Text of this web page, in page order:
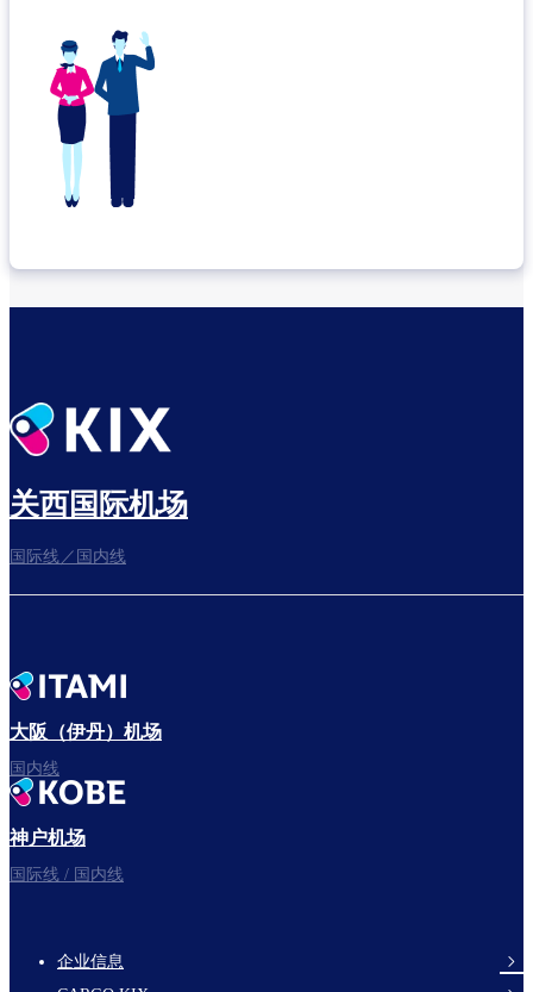
关西国际机场
国际线／国内线
大阪（伊丹）机场
国内线
神户机场
国际线 / 国内线
企业信息